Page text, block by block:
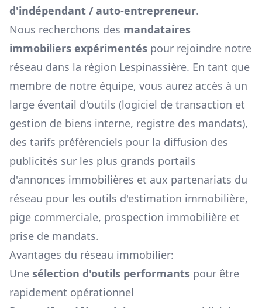
d'indépendant / auto-entrepreneur.
Nous recherchons des mandataires
immobiliers expérimentés pour rejoindre notre
réseau dans la région Lespinassière. En tant que
membre de notre équipe, vous aurez accès à un
large éventail d'outils (logiciel de transaction et
gestion de biens interne, registre des mandats),
des tarifs préférenciels pour la diffusion des
publicités sur les plus grands portails
d'annonces immobilières et aux partenariats du
réseau pour les outils d'estimation immobilière,
pige commerciale, prospection immobilière et
prise de mandats.
Avantages du réseau immobilier:
Une sélection d'outils performants pour être
rapidement opérationnel